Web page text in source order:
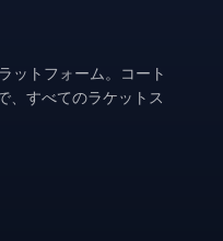
ットフォーム。コート
、すべてのラケットス